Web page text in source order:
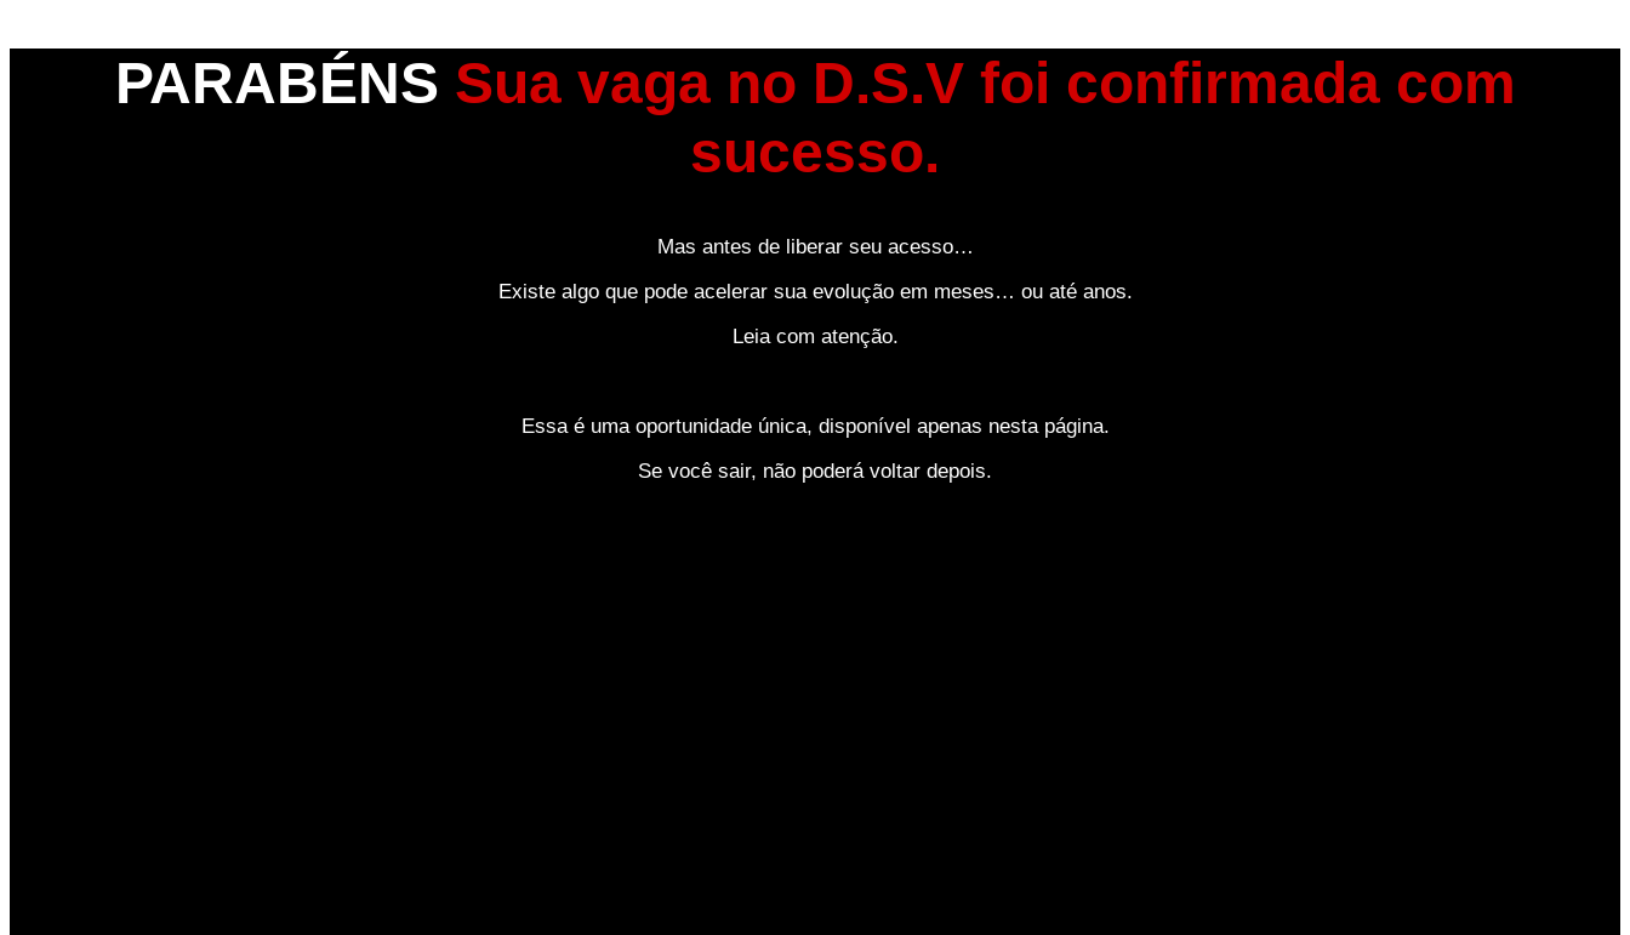
PARABÉNS Sua vaga no D.S.V foi confirmada com
sucesso.
Mas antes de liberar seu acesso…
Existe algo que pode acelerar sua evolução em meses… ou até anos.
Leia com atenção.
Essa é uma oportunidade única, disponível apenas nesta página.
Se você sair, não poderá voltar depois.